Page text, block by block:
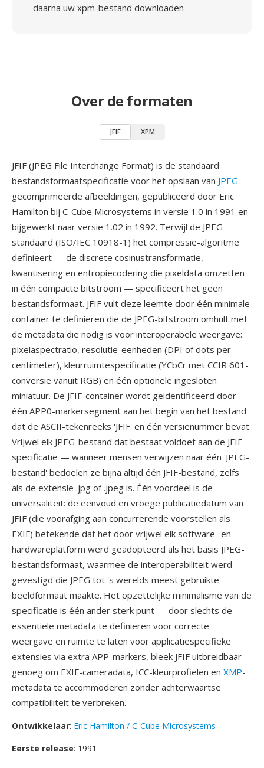
daarna uw xpm-bestand downloaden
Over de formaten
JFIF XPM
JFIF (JPEG File Interchange Format) is de standaard
bestandsformaatspecificatie voor het opslaan van JPEG-
gecomprimeerde afbeeldingen, gepubliceerd door Eric
Hamilton bij C-Cube Microsystems in versie 1.0 in 1991 en
bijgewerkt naar versie 1.02 in 1992. Terwijl de JPEG-
standaard (ISO/IEC 10918-1) het compressie-algoritme
definieert — de discrete cosinustransformatie,
kwantisering en entropiecodering die pixeldata omzetten
in één compacte bitstroom — specificeert het geen
bestandsformaat. JFIF vult deze leemte door één minimale
container te definieren die de JPEG-bitstroom omhult met
de metadata die nodig is voor interoperabele weergave:
pixelaspectratio, resolutie-eenheden (DPI of dots per
centimeter), kleurruimtespecificatie (YCbCr met CCIR 601-
conversie vanuit RGB) en één optionele ingesloten
miniatuur. De JFIF-container wordt geidentificeerd door
één APP0-markersegment aan het begin van het bestand
dat de ASCII-tekenreeks 'JFIF' en één versienummer bevat.
Vrijwel elk JPEG-bestand dat bestaat voldoet aan de JFIF-
specificatie — wanneer mensen verwijzen naar één 'JPEG-
bestand' bedoelen ze bijna altijd één JFIF-bestand, zelfs
als de extensie .jpg of .jpeg is. Één voordeel is de
universaliteit: de eenvoud en vroege publicatiedatum van
JFIF (die voorafging aan concurrerende voorstellen als
EXIF) betekende dat het door vrijwel elk software- en
hardwareplatform werd geadopteerd als het basis JPEG-
bestandsformaat, waarmee de interoperabiliteit werd
gevestigd die JPEG tot 's werelds meest gebruikte
beeldformaat maakte. Het opzettelijke minimalisme van de
specificatie is één ander sterk punt — door slechts de
essentiele metadata te definieren voor correcte
weergave en ruimte te laten voor applicatiespecifieke
extensies via extra APP-markers, bleek JFIF uitbreidbaar
genoeg om EXIF-cameradata, ICC-kleurprofielen en XMP-
metadata te accommoderen zonder achterwaartse
compatibiliteit te verbreken.
Ontwikkelaar: Eric Hamilton / C-Cube Microsystems
Eerste release: 1991